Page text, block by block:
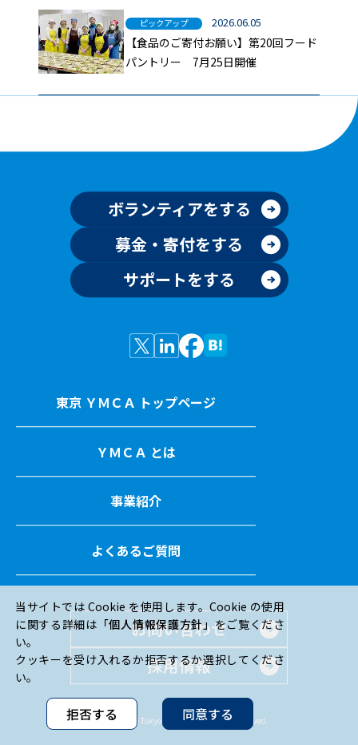
ピックアップ 2026.06.05
【食品のご寄付お願い】第20回フード
パントリー 7月25日開催
ボランティアをする
募金・寄付をする
サポートをする
東京 ＹＭＣＡ トップページ
ＹＭＣＡ とは
事業紹介
よくあるご質問
お問い合わせ
採用情報
Copyright (c) Tokyo ＹＭＣＡ All Rights Reserved.
当サイトでは Cookie を使用します。Cookie の使用
に関する詳細は 「個人情報保護方針」をご覧くださ
い。
クッキーを受け入れるか拒否するか選択してくださ
い。
拒否する 同意する